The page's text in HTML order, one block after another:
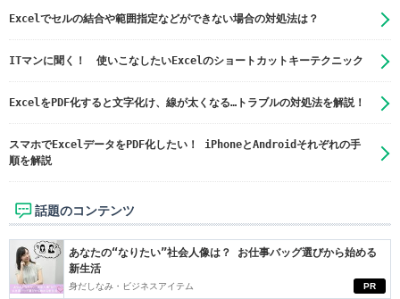
Excelでセルの結合や範囲指定などができない場合の対処法は？
ITマンに聞く！ 使いこなしたいExcelのショートカットキーテクニック
ExcelをPDF化すると文字化け、線が太くなる…トラブルの対処法を解説！
スマホでExcelデータをPDF化したい！ iPhoneとAndroidそれぞれの手
順を解説
話題のコンテンツ
PR
あなたの“なりたい”社会人像は？ お仕事バッグ選びから始める
新生活
身だしなみ・ビジネスアイテム